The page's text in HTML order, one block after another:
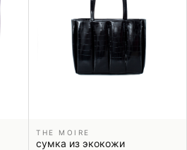
THE MOIRE
сумка из экокожи